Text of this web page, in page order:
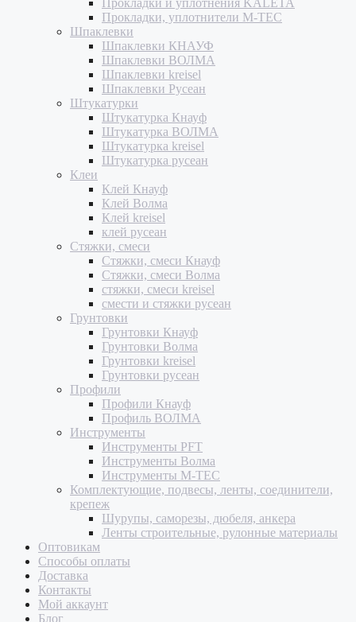
Прокладки и уплотнения KALETA
Прокладки, уплотнители M-TEC
Шпаклевки
Шпаклевки КНАУФ
Шпаклевки ВОЛМА
Шпаклевки kreisel
Шпаклевки Русеан
Штукатурки
Штукатурка Кнауф
Штукатурка ВОЛМА
Штукатурка kreisel
Штукатурка русеан
Клеи
Клей Кнауф
Клей Волма
Клей kreisel
клей русеан
Стяжки, смеси
Стяжки, смеси Кнауф
Стяжки, смеси Волма
стяжки, смеси kreisel
смести и стяжки русеан
Грунтовки
Грунтовки Кнауф
Грунтовки Волма
Грунтовки kreisel
Грунтовки русеан
Профили
Профили Кнауф
Профиль ВОЛМА
Инструменты
Инструменты PFT
Инструменты Волма
Инструменты M-TEC
Комплектующие, подвесы, ленты, соединители,
крепеж
Шурупы, саморезы, дюбеля, анкера
Ленты строительные, рулонные материалы
Оптовикам
Способы оплаты
Доставка
Контакты
Мой аккаунт
Блог